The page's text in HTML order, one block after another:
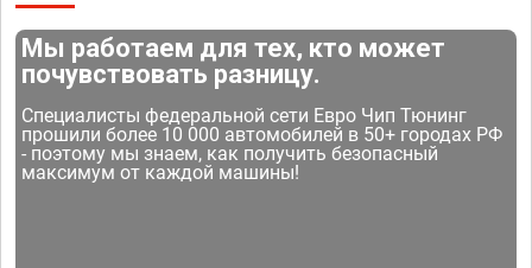
Мы работаем для тех, кто может
почувствовать разницу.
Специалисты федеральной сети Евро Чип Тюнинг
прошили более 10 000 автомобилей в 50+ городах РФ
- поэтому мы знаем, как получить безопасный
максимум от каждой машины!